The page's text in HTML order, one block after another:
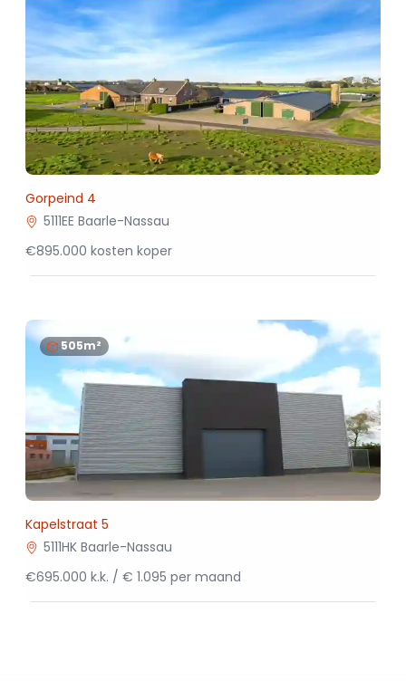
Gorpeind 4
5111EE Baarle-Nassau
€895.000 kosten koper
505m²
Kapelstraat 5
5111HK Baarle-Nassau
€695.000 k.k. / € 1.095 per maand